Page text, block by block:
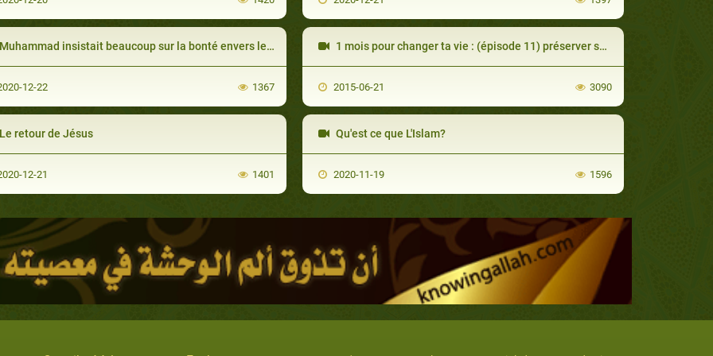
insistait beaucoup sur la bonté envers le voisin
12-22 1367
1 mois pour changer ta vie : (épisode 11) préserver sa langue de la médisance
2015-06-21 3090
retour de Jésus
12-21 1401
Qu'est ce que L'Islam?
2020-11-19 1596